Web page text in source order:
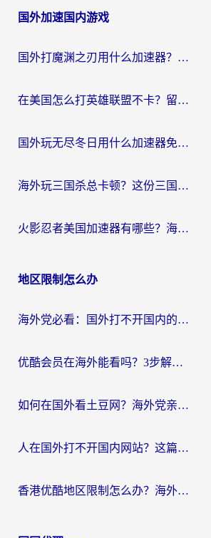
导
国外加速国内游戏
国外打魔渊之刃用什么加速器？2026海外玩家国服游戏加速全攻略（附闪耀暖暖&复苏的魔女避坑指南）
在美国怎么打英雄联盟不卡？留学生亲测的国服游戏加速全攻略
国外玩无尽冬日用什么加速器免费？海外党国服游戏加速避坑指南
海外玩三国杀总卡顿？这份三国杀游戏加速器指南帮你告别延迟烦恼
火影忍者美国加速器有哪些？海外党亲测的国服游戏加速全攻略（含菲律宾玩三国之刃守望黎明技巧）
地区限制怎么办
海外党必看：国外打不开国内的app怎么办？3步解决你的乡愁
优酷会员在海外能看吗？3步解决海外追剧难题，附实测好用加速器推荐
如何在国外看土豆网？海外党亲测有效的追剧加速器选择指南
人在国外打不开国内网站？这篇攻略帮你无缝解锁国内资源（附交管12123使用技巧）
香港优酷地区限制怎么办？海外党亲测有效的追剧解决方案